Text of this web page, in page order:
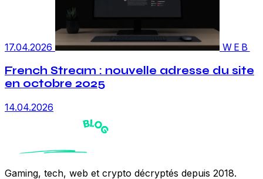
17.04.2026 WEB
French Stream : nouvelle adresse du site
en octobre 2025
14.04.2026
Gaming, tech, web et crypto décryptés depuis 2018.